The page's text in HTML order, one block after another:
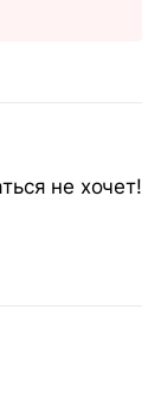
не хочет!